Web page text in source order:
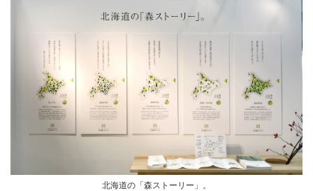
北海道の「森ストーリー」。